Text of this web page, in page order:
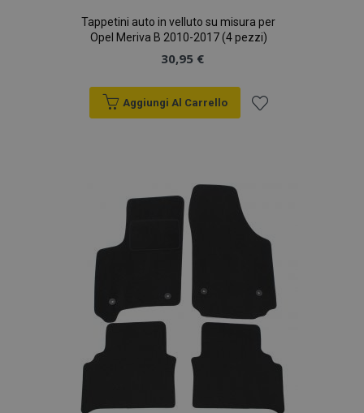
Tappetini auto in velluto su misura per
Opel Meriva B 2010-2017 (4 pezzi)
30,95 €
Aggiungi Al Carrello
desideri